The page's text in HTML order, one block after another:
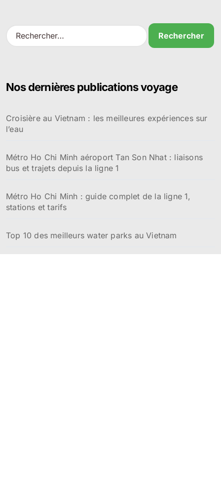
R
e
r
e
r
Nos dernières publications voyage
Croisière au Vietnam : les meilleures expériences sur
l’eau
Métro Ho Chi Minh aéroport Tan Son Nhat : liaisons
bus et trajets depuis la ligne 1
Métro Ho Chi Minh : guide complet de la ligne 1,
stations et tarifs
Top 10 des meilleurs water parks au Vietnam